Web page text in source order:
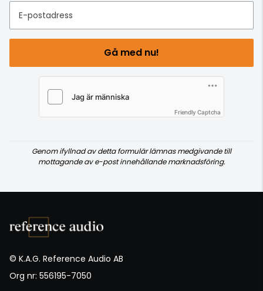
E-postadress
Gå med nu!
Friendly Captcha
Genom ifyllnad av detta formulär lämnas medgivande till
mottagande av e-post innehållande marknadsföring.
© K.A.G. Reference Audio AB
Org nr: 556195-7050